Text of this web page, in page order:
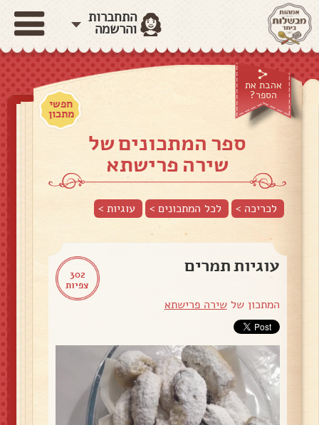
התחברות
והרשמה
אהבת את
הספר?
חפשי
מתכון
ספר המתכונים של
שירה פרישתא
לכריכה > לכל המתכונים > עוגיות>
302
צפיות
עוגיות תמרים
המתכון שלשירה פרישתא